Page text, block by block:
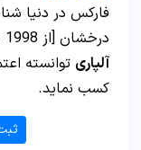
درخشان [از 1998 میلادی] در بازارهای مالی،
آلپاری توانسته
کسب نماید.